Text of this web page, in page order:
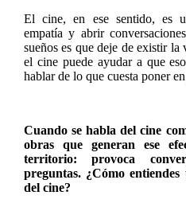
El cine, en ese sentido, es
empatía y abrir
sueños es que deje de existir
el cine puede ayudar a que
hablar de lo que cuesta poner
Cuando se habla del cine
obras que generan ese
territorio: provoca
preguntas. ¿Cómo
del cine?